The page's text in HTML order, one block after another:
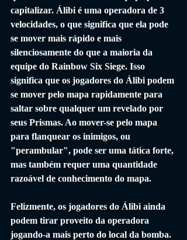
capitalizar. Álibi é uma operadora de 3
velocidades, o que significa que ela pode
se mover mais rápido e mais
silenciosamente do que a maioria da
equipe do Rainbow Six Siege. Isso
significa que os jogadores do Álibi podem
se mover pelo mapa rapidamente para
saltar sobre qualquer um revelado por
seus Prismas. Ao mover-se pelo mapa
para flanquear os inimigos, ou
"perambular", pode ser uma tática forte,
mas também requer uma quantidade
razoável de conhecimento do mapa.
Felizmente, os jogadores do Álibi ainda
podem tirar proveito da operadora
jogando-a mais perto do local da bomba.